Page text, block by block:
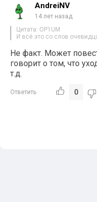
AndreiNV
14 лет назад
Цитата: OP1UM
И всё это со слов
Не факт. Может
говорит о том, что
т.д.
Ответить 0